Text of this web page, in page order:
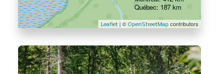
Leaflet| © OpenStreetMap contributors
Québec: 187 km